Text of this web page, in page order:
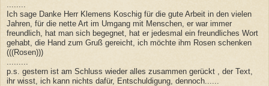
Ich sage Danke Herr Klemens Koschig für die gute Arbeit in den vielen
Jahren, für die nette Art im Umgang mit Menschen, er war immer
freundlich, hat man sich begegnet, hat er jedesmal ein freundliches Wort
gehabt, die Hand zum Gruß gereicht, ich möchte ihm Rosen schenken
(((Rosen)))
p.s. gestern ist am Schluss wieder alles zusammen gerückt , der Text,
ihr wisst, ich kann nichts dafür, Entschuldigung, dennoch......